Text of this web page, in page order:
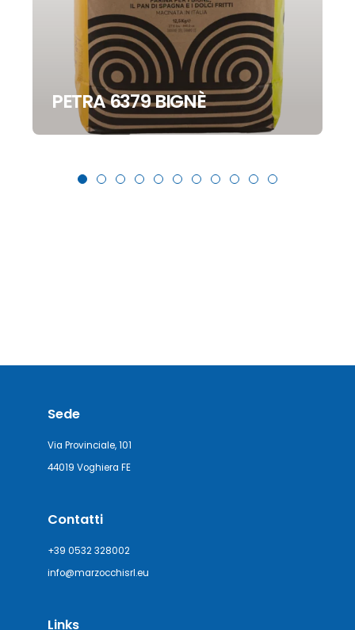
PETRA 6379 BIGNÈ
Sede
Via Provinciale, 101
44019 Voghiera FE
Contatti
+39 0532 328002
info@marzocchisrl.eu
Links